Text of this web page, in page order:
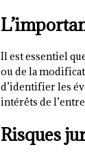
Il est essentiel
ou de la
d’identifier les
intérêts de
Risques